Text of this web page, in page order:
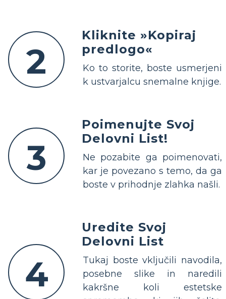
2
Kliknite »Kopiraj
predlogo«
Ko to storite, boste usmerjeni
k ustvarjalcu snemalne knjige.
3
Poimenujte Svoj
Delovni List!
Ne pozabite ga poimenovati,
kar je povezano s temo, da ga
boste v prihodnje zlahka našli.
4
Uredite Svoj
Delovni List
Tukaj boste vključili navodila,
posebne slike in naredili
kakršne koli estetske